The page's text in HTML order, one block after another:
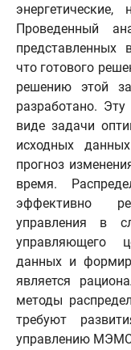
Проведенный
представленных
что готового
решению этой
разработано.
виде задачи
исходных
прогноз
время.
эффективно
управления в
управляющего
данных и
является
методы
требуют
управлению МЭМС